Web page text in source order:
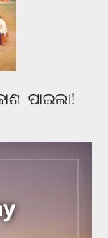
ପାଇଲା!